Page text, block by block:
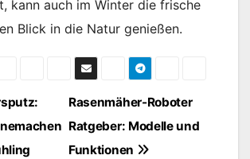
kann auch im Winter die frische
Blick in die Natur genießen.
Rasenmäher-Roboter
Ratgeber: Modelle und
Funktionen